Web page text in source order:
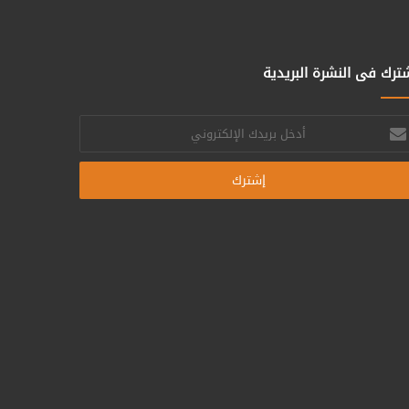
فى النشرة البريدية
أدخل
بريدك